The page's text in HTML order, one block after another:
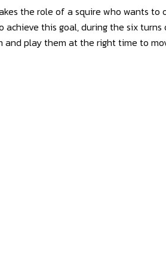
the role of a squire who wants
this goal, during the six
play them at the right time to